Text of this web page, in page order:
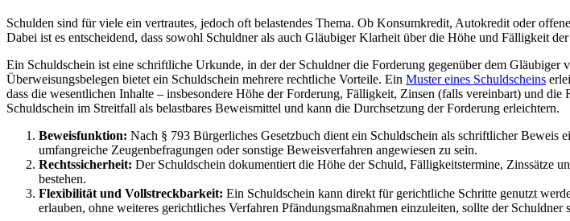
Schulden sind für viele ein vertrautes, jedoch oft belastendes Thema. Ob Konsumkredit, Autokredit oder
Dabei ist es entscheidend, dass sowohl Schuldner als auch Gläubiger Klarheit über die Höhe und Fälligkeit
Ein Schuldschein ist eine schriftliche Urkunde, in der der Schuldner die Forderung gegenüber dem
Überweisungsbelegen bietet ein Schuldschein mehrere rechtliche Vorteile. Ein Muster eines Schuldscheins
dass die wesentlichen Inhalte – insbesondere Höhe der Forderung, Fälligkeit, Zinsen (falls vereinbart) und
Schuldschein im Streitfall als belastbares Beweismittel und kann die Durchsetzung der Forderung erleichtern.
Beweisfunktion: Nach § 793 Bürgerliches Gesetzbuch dient ein Schuldschein als schriftlicher
umfangreiche Zeugenbefragungen oder sonstige Beweisverfahren angewiesen zu sein.
Rechtssicherheit: Der Schuldschein dokumentiert die Höhe der Schuld, Fälligkeitstermine, Zinssätze
bestehen.
Flexibilität und Vollstreckbarkeit: Ein Schuldschein kann direkt für gerichtliche Schritte genutzt
erlauben, ohne weiteres gerichtliches Verfahren Pfändungsmaßnahmen einzuleiten, sollte der